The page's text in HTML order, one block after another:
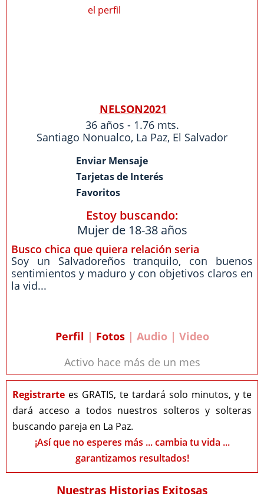
NELSON2021
36 años - 1.76 mts.
Santiago Nonualco, La Paz, El Salvador
Enviar Mensaje
Tarjetas de Interés
Favoritos
Estoy buscando:
Mujer de 18-38 años
Busco chica que quiera relación seria
Soy un Salvadoreños tranquilo, con buenos
sentimientos y maduro y con objetivos claros en
la vid...
Perfil | Fotos| Audio | Video
Activo hace más de un mes
Registrarte es GRATIS, te tardará solo minutos, y te
dará acceso a todos nuestros solteros y solteras
buscando pareja en La Paz.
¡Así que no esperes más ... cambia tu vida ...
garantizamos resultados!
Nuestras Historias Exitosas